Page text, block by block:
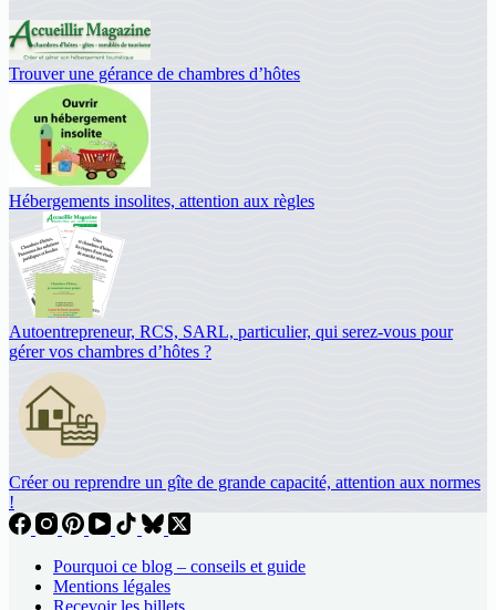
Trouver une gérance de chambres d’hôtes
Hébergements insolites, attention aux règles
Autoentrepreneur, RCS, SARL, particulier, qui serez-vous pour
gérer vos chambres d’hôtes ?
Créer ou reprendre un gîte de grande capacité, attention aux normes
!
Pourquoi ce blog – conseils et guide
Mentions légales
Recevoir les billets